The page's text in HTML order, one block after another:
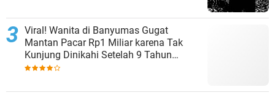
Viral! Wanita di Banyumas Gugat
Mantan Pacar Rp1 Miliar karena Tak
Kunjung Dinikahi Setelah 9 Tahun
Berpacaran